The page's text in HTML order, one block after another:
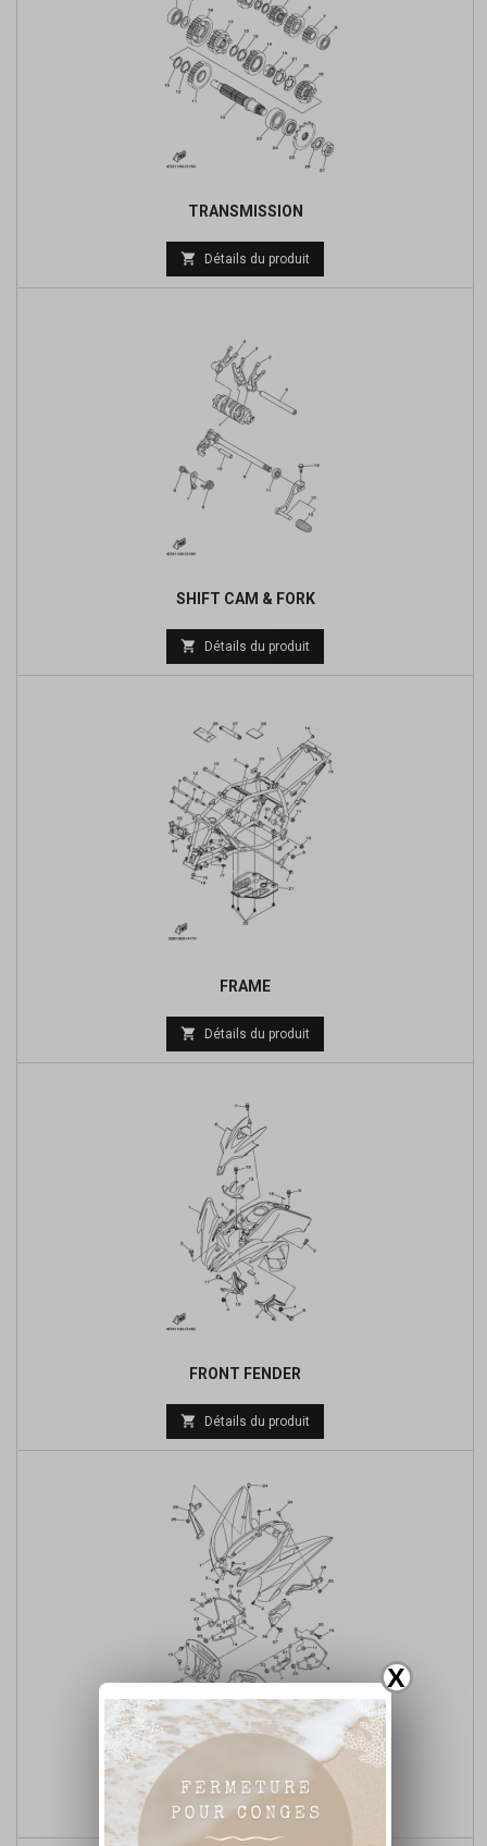
X
TRANSMISSION
Prix
de
 Détails du produit
SHIFT CAM & FORK
Prix
de
 Détails du produit
FRAME
 Détails du produit
FRONT FENDER
 Détails du produit
 Détails du produit